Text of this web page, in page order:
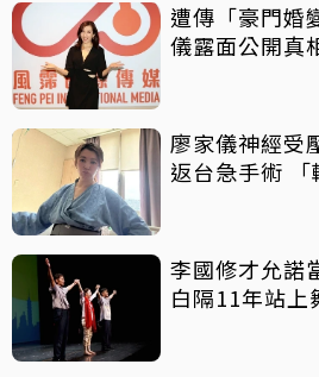
遭傳「豪門婚
儀露面公開真
廖家儀神經受
返台急手術
李國修才允
白隔11年站上